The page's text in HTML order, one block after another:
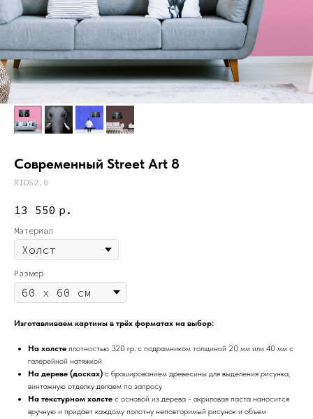
Современный Street Art 8
RIDS2.0
13 550 р.
Материал
Размер
Изготавливаем картины в трёх форматах на выбор:
На холсте плотностью 320 гр. с подрамником толщиной 20 мм или 40 мм с
галерейной натяжкой
На дереве (досках) с брашированием древесины для выделения рисунка,
винтажную отделку делаем по запросу
На текстурном холсте с основой из дерева - акриловая паста наносится
вручную и придает каждому полотну неповторимый рисунок и объем